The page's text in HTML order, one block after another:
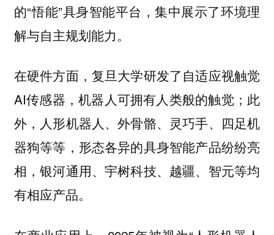
的“悟能”具身智能平台，集中展示了环境理
解与自主规划能力。
在硬件方面，复旦大学研发了自适应视触觉
AI传感器，机器人可拥有人类般的触觉；此
外，人形机器人、外骨骼、灵巧手、四足机
器狗等等，形态各异的具身智能产品纷纷亮
相，银河通用、宇树科技、越疆、智元等均
有相应产品。